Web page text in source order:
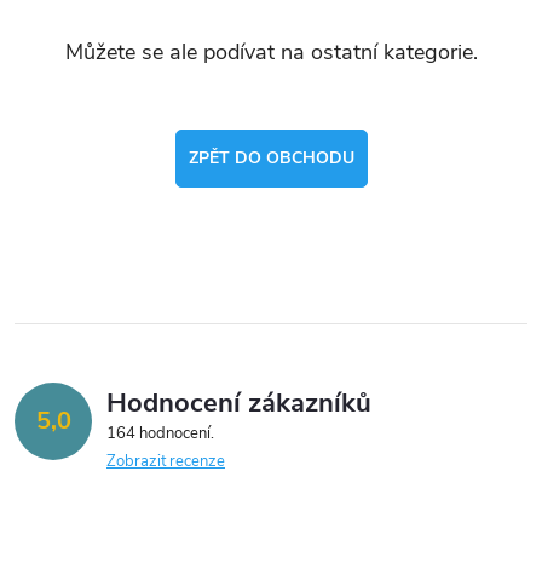
Můžete se ale podívat na ostatní kategorie.
ZPĚT DO OBCHODU
5,0 Hodnocení zákazníků
164 hodnocení
Zobrazit recenze